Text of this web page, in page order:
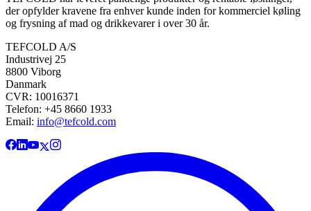
der opfylder kravene fra enhver kunde inden for kommerciel køling
og frysning af mad og drikkevarer i over 30 år.
TEFCOLD A/S
Industrivej 25
8800 Viborg
Danmark
CVR: 10016371
Telefon: +45 8660 1933
Email: info@tefcold.com